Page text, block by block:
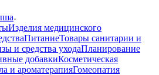
Изделия медицинского
ПитаниеТовары санитарии и
и средства уходаПланирование
добавкиКосметическая
и ароматерапияГомеопатия